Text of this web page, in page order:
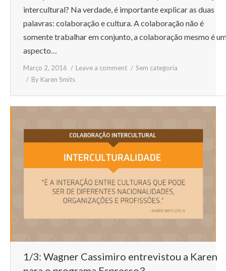
intercultural? Na verdade, é importante explicar as duas
palavras: colaboração e cultura. A colaboração não é
somente trabalhar em conjunto, a colaboração mesmo é
aspecto…
Março 2, 2016 Leave a comment
Sem categoria
By Karen Smits
1/3: Wagner Cassimiro entrevistou a Karen